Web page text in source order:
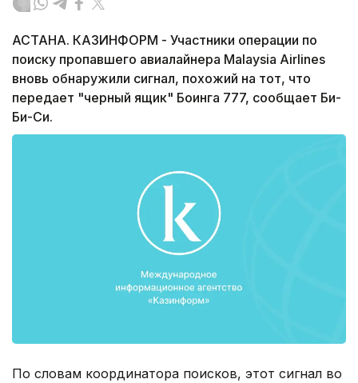
АСТАНА. КАЗИНФОРМ - Участники операции по
поиску пропавшего авиалайнера Malaysia Airlines
вновь обнаружили сигнал, похожий на тот, что
передает "черный ящик" Боинга 777, сообщает Би-
Би-Си.
По словам координатора поисков, этот сигнал во